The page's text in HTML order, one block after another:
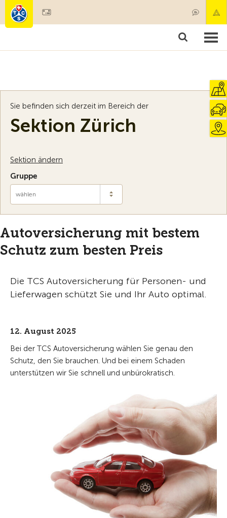
Mitgliedschaft & Leistungen
Sie befinden sich derzeit im Bereich der
Sektion Zürich
Sektion ändern
Gruppe
wählen
Autoversicherung mit bestem
Schutz zum besten Preis
Die TCS Autoversicherung für Personen- und
Lieferwagen schützt Sie und Ihr Auto optimal.
12. August 2025
Bei der TCS Autoversicherung wählen Sie genau den
Schutz, den Sie brauchen. Und bei einem Schaden
unterstützen wir Sie schnell und unbürokratisch.